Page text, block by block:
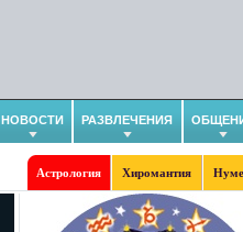
НОВОСТИ РАЗВЛЕЧЕНИЯ
Астрология Хиромантия